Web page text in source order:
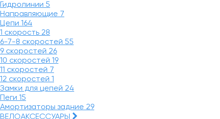
Гидролинии 5
Направляющие 7
Цепи 164
1 скорость 28
6-7-8 скоростей 55
9 скоростей 26
10 скоростей 19
11 скоростей 7
12 скоростей 1
Замки для цепей 24
Пеги 15
Амортизаторы задние 29
ВЕЛОАКСЕССУАРЫ